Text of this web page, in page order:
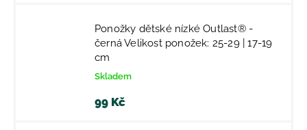
Ponožky dětské nízké Outlast® -
černá Velikost ponožek: 25-29 | 17-19
cm
Skladem
99 Kč